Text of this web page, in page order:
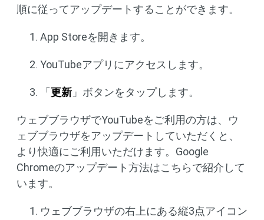
順に従ってアップデートすることができます。
App Storeを開きます。
YouTubeアプリにアクセスします。
「 更新 」ボタンをタップします。
ウェブブラウザでYouTubeをご利用の方は、ウ
ェブブラウザをアップデートしていただくと、
より快適にご利用いただけます。Google
Chromeのアップデート方法はこちらで紹介して
います。
ウェブブラウザの右上にある縦3点アイコン